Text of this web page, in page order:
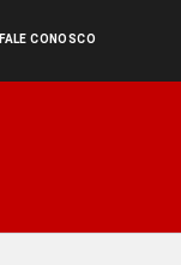
FALE CONOSCO